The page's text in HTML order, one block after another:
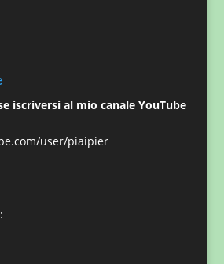
iscriversi al mio canale YouTube
user/piaipier